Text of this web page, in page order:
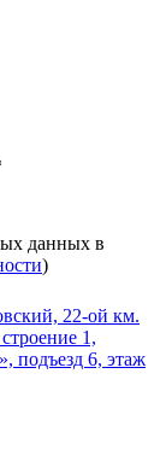
данных в
)
22-ой км.
1,
подъезд 6, этаж